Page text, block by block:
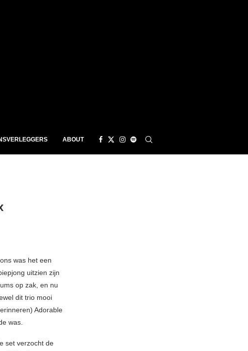
ABOUT
was het een
uitzien zijn
op zak, en nu
dit trio mooi
Adorable
was.
set verzocht de